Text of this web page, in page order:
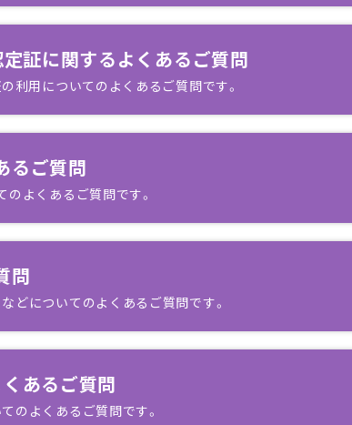
証に関するよくあるご質問
利用についてのよくあるご質問です。
るご質問
よくあるご質問です。
問
どについてのよくあるご質問です。
あるご質問
のよくあるご質問です。